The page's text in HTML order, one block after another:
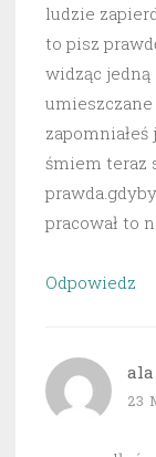
ludzie
to pisz
widząc
śmiem teraz
pracował to
Odpowiedz
ala
23